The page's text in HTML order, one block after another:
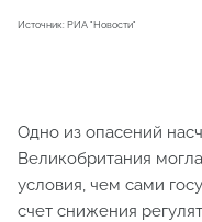
Источник: РИА "Новости"
Одно из опасений
Великобритания
условия, чем сами
счет снижения